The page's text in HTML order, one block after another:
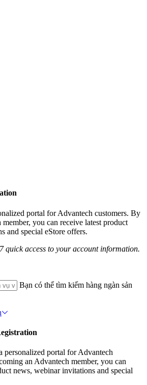
portal for Advantech customers. By
you can receive latest product
and special eStore offers.
quick access to your account information.
Bạn có thể tìm kiếm hàng ngàn sản
personalized portal for Advantech
an Advantech member, you can
news, webinar invitations and special